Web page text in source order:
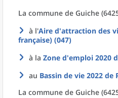
La commune de Guiche
à l'Aire d'attraction des
française) (047)
à la Zone d'emploi 2020
au Bassin de vie 2022 de
La commune de Guiche